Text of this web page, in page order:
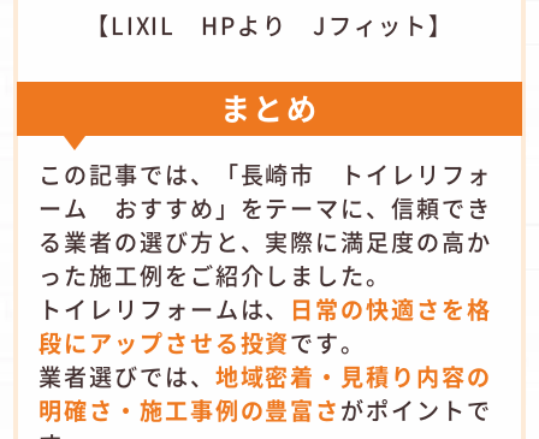
【LIXIL HPより Jフィット】
まとめ
この記事では、「長崎市 トイレリフォ
ーム おすすめ」をテーマに、信頼でき
る業者の選び方と、実際に満足度の高か
った施工例をご紹介しました。
トイレリフォームは、 日常の快適さを格
段にアップさせる投資です。
業者選びでは、 地域密着・見積り内容の
明確さ・施工事例の豊富さがポイントで